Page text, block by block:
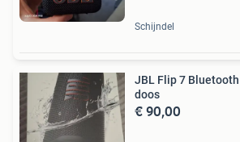
Schijndel
JBL Flip 7
doos
€ 90,00